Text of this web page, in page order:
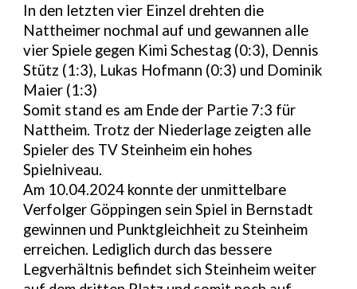
In den letzten vier Einzel drehten die
Nattheimer nochmal auf und gewannen alle
vier Spiele gegen Kimi Schestag (0:3), Dennis
Stütz (1:3), Lukas Hofmann (0:3) und Dominik
Maier (1:3)
Somit stand es am Ende der Partie 7:3 für
Nattheim. Trotz der Niederlage zeigten alle
Spieler des TV Steinheim ein hohes
Spielniveau.
Am 10.04.2024 konnte der unmittelbare
Verfolger Göppingen sein Spiel in Bernstadt
gewinnen und Punktgleichheit zu Steinheim
erreichen. Lediglich durch das bessere
Legverhältnis befindet sich Steinheim weiter